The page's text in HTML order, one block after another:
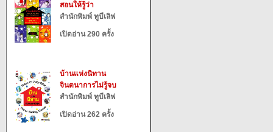
สอนให้รู้ว่า
สำนักพิมพ์ ทูบีเลิฟ
เปิดอ่าน 290 ครั้ง
บ้านแห่งนิทาน
จินตนาการไม่รู้จบ
สำนักพิมพ์ ทูบีเลิฟ
เปิดอ่าน 262 ครั้ง